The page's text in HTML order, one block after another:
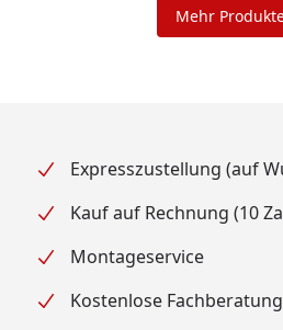
Mehr
Expresszustellung (auf
Kauf auf Rechnung (10
Montageservice
Kostenlose Fachberatung